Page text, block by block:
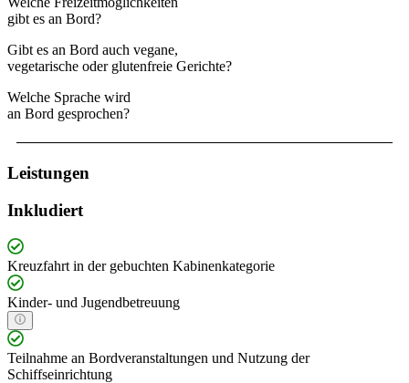
gibt es an Bord?
Gibt es an Bord auch vegane,
vegetarische oder glutenfreie Gerichte?
Welche Sprache wird
an Bord gesprochen?
Leistungen
Inkludiert
Kreuzfahrt in der gebuchten Kabinenkategorie
Kinder- und Jugendbetreuung
Teilnahme an Bordveranstaltungen und Nutzung der
Schiffseinrichtung